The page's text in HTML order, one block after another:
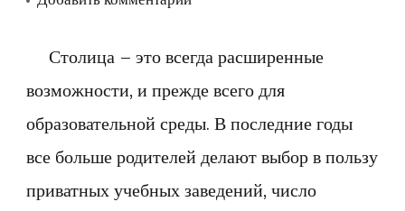
Частные
цены
и
качество
Столица – это всегда расширенные
возможности, и прежде всего для
образовательной среды. В последние годы
все больше родителей делают выбор в пользу
приватных учебных заведений, число